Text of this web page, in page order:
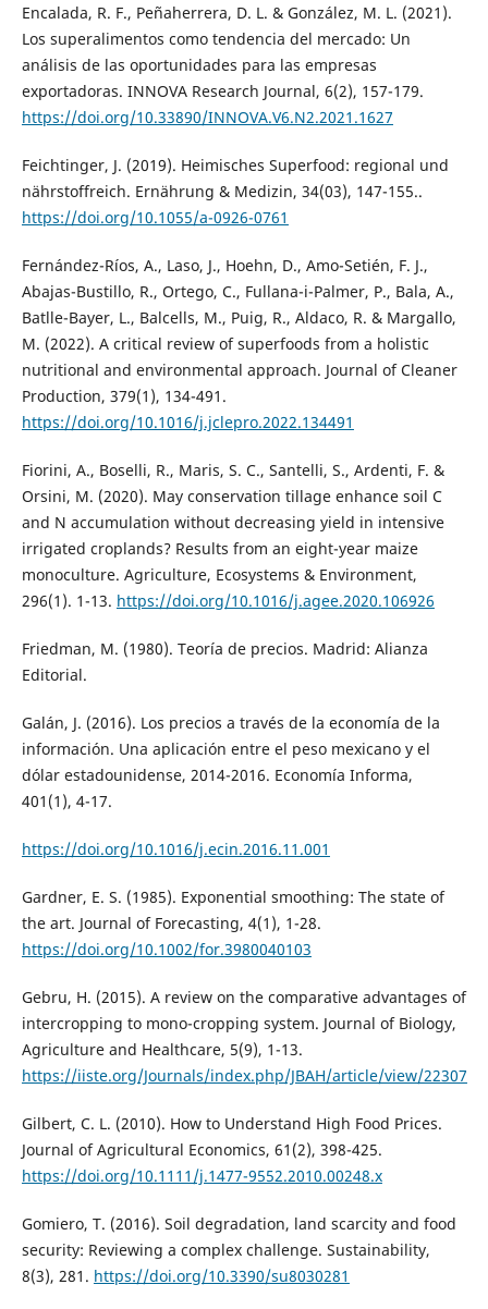
Encalada, R. F., Peñaherrera, D. L. & González, M. L. (2021).
Los superalimentos como tendencia del mercado: Un
análisis de las oportunidades para las empresas
exportadoras. INNOVA Research Journal, 6(2), 157-179.
https://doi.org/10.33890/INNOVA.V6.N2.2021.1627
Feichtinger, J. (2019). Heimisches Superfood: regional und
nährstoffreich. Ernährung & Medizin, 34(03), 147-155..
https://doi.org/10.1055/a-0926-0761
Fernández-Ríos, A., Laso, J., Hoehn, D., Amo-Setién, F. J.,
Abajas-Bustillo, R., Ortego, C., Fullana-i-Palmer, P., Bala, A.,
Batlle-Bayer, L., Balcells, M., Puig, R., Aldaco, R. & Margallo,
M. (2022). A critical review of superfoods from a holistic
nutritional and environmental approach. Journal of Cleaner
Production, 379(1), 134-491.
https://doi.org/10.1016/j.jclepro.2022.134491
Fiorini, A., Boselli, R., Maris, S. C., Santelli, S., Ardenti, F. &
Orsini, M. (2020). May conservation tillage enhance soil C
and N accumulation without decreasing yield in intensive
irrigated croplands? Results from an eight-year maize
monoculture. Agriculture, Ecosystems & Environment,
296(1). 1-13. https://doi.org/10.1016/j.agee.2020.106926
Friedman, M. (1980). Teoría de precios. Madrid: Alianza
Editorial.
Galán, J. (2016). Los precios a través de la economía de la
información. Una aplicación entre el peso mexicano y el
dólar estadounidense, 2014-2016. Economía Informa,
401(1), 4-17.
https://doi.org/10.1016/j.ecin.2016.11.001
Gardner, E. S. (1985). Exponential smoothing: The state of
the art. Journal of Forecasting, 4(1), 1-28.
https://doi.org/10.1002/for.3980040103
Gebru, H. (2015). A review on the comparative advantages of
intercropping to mono-cropping system. Journal of Biology,
Agriculture and Healthcare, 5(9), 1-13.
https://iiste.org/Journals/index.php/JBAH/article/view/22307
Gilbert, C. L. (2010). How to Understand High Food Prices.
Journal of Agricultural Economics, 61(2), 398-425.
https://doi.org/10.1111/j.1477-9552.2010.00248.x
Gomiero, T. (2016). Soil degradation, land scarcity and food
security: Reviewing a complex challenge. Sustainability,
8(3), 281. https://doi.org/10.3390/su8030281